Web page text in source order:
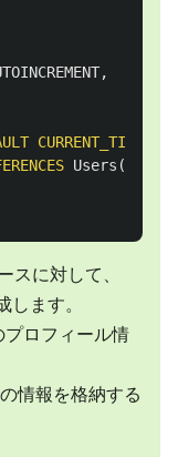
,
Users (
に対して、
ます。
ロフィール情
情報を格納する